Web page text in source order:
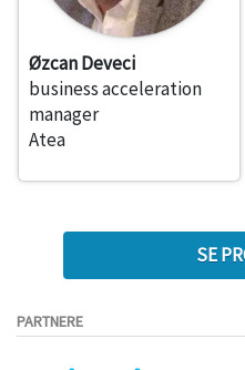
Øzcan Deveci
business acceleration
manager
Atea
SE
PARTNERE